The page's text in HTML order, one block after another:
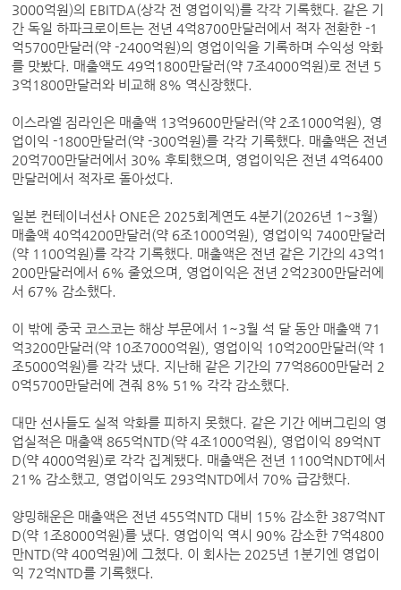
3000억원)의 EBITDA(상각 전 영업이익)를 각각 기록했다. 같은 기
간 독일 하파크로이트는 전년 4억8700만달러에서 적자 전환한 -1
억5700만달러(약 -2400억원)의 영업이익을 기록하며 수익성 악화
를 맛봤다. 매출액도 49억1800만달러(약 7조4000억원)로 전년 5
3억1800만달러와 비교해 8% 역신장했다.
이스라엘 짐라인은 매출액 13억9600만달러(약 2조1000억원), 영
업이익 -1800만달러(약 -300억원)를 각각 기록했다. 매출액은 전년
20억700만달러에서 30% 후퇴했으며, 영업이익은 전년 4억6400
만달러에서 적자로 돌아섰다.
일본 컨테이너선사 ONE은 2025회계연도 4분기(2026년 1~3월)
매출액 40억4200만달러(약 6조1000억원), 영업이익 7400만달러
(약 1100억원)를 각각 기록했다. 매출액은 전년 같은 기간의 43억1
200만달러에서 6% 줄었으며, 영업이익은 전년 2억2300만달러에
서 67% 감소했다.
이 밖에 중국 코스코는 해상 부문에서 1~3월 석 달 동안 매출액 71
억3200만달러(약 10조7000억원), 영업이익 10억200만달러(약 1
조5000억원)를 각각 냈다. 지난해 같은 기간의 77억8600만달러 2
0억5700만달러에 견줘 8% 51% 각각 감소했다.
대만 선사들도 실적 악화를 피하지 못했다. 같은 기간 에버그린의 영
업실적은 매출액 865억NTD(약 4조1000억원), 영업이익 89억NT
D(약 4000억원)로 각각 집계됐다. 매출액은 전년 1100억NDT에서
21% 감소했고, 영업이익도 293억NTD에서 70% 급감했다.
양밍해운은 매출액은 전년 455억NTD 대비 15% 감소한 387억NT
D(약 1조8000억원)를 냈다. 영업이익 역시 90% 감소한 7억4800
만NTD(약 400억원)에 그쳤다. 이 회사는 2025년 1분기엔 영업이
익 72억NTD를 기록했다.